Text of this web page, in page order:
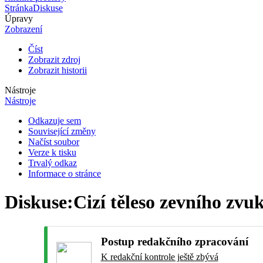
StránkaDiskuse
Úpravy
Zobrazení
Číst
Zobrazit zdroj
Zobrazit historii
Nástroje
Nástroje
Odkazuje sem
Související změny
Načíst soubor
Verze k tisku
Trvalý odkaz
Informace o stránce
Diskuse:Cizí těleso zevního
Postup redakčního zpracování
K redakční kontrole ještě zbývá